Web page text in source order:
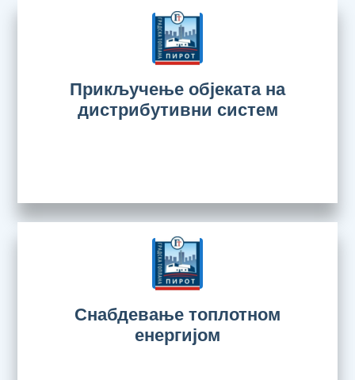
Прикључење објеката на
дистрибутивни систем
Снабдевање топлотном
енергијом